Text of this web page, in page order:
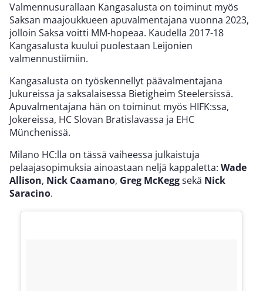
Valmennusurallaan Kangasalusta on toiminut myös
Saksan maajoukkueen apuvalmentajana vuonna 2023,
jolloin Saksa voitti MM-hopeaa. Kaudella 2017-18
Kangasalusta kuului puolestaan Leijonien
valmennustiimiin.
Kangasalusta on työskennellyt päävalmentajana
Jukureissa ja saksalaisessa Bietigheim Steelersissä.
Apuvalmentajana hän on toiminut myös HIFK:ssa,
Jokereissa, HC Slovan Bratislavassa ja EHC
Münchenissä.
Milano HC:lla on tässä vaiheessa julkaistuja
pelaajasopimuksia ainoastaan neljä kappaletta: Wade
Allison, Nick Caamano, Greg McKeggsekä Nick
Saracino.